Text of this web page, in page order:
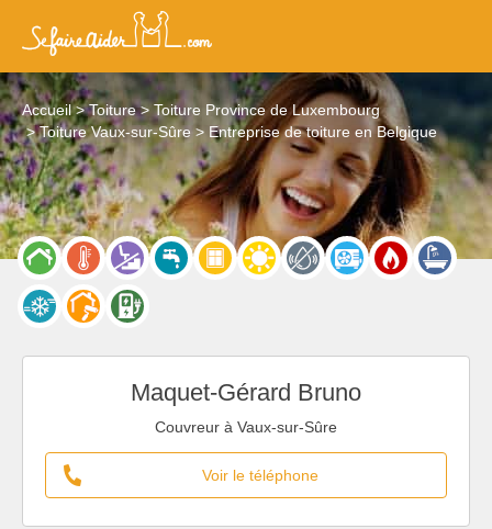
Accueil Toiture
Toiture Province de Luxembourg
Toiture Vaux-sur-Sûre
Entreprise de toiture en Belgique
Maquet-Gérard Bruno
Couvreur à Vaux-sur-Sûre
Voir le téléphone